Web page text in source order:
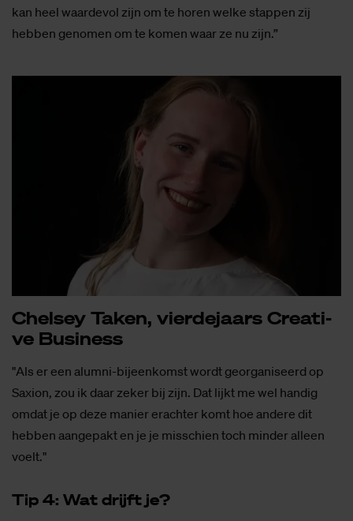
kan heel waardevol zijn om te horen welke stappen zij
hebben genomen om te komen waar ze nu zijn.”
Chel­sey Ta­ken, vier­de­jaars Cre­a­ti­
ve Bu­si­ness
"Als er een alumni-bijeenkomst wordt georganiseerd op
Saxion, zou ik daar zeker bij zijn. Dat lijkt me wel handig
omdat je op deze manier erachter komt hoe andere dit
hebben aangepakt en je je misschien toch minder alleen
voelt."
Tip 4: Wat drijft je?